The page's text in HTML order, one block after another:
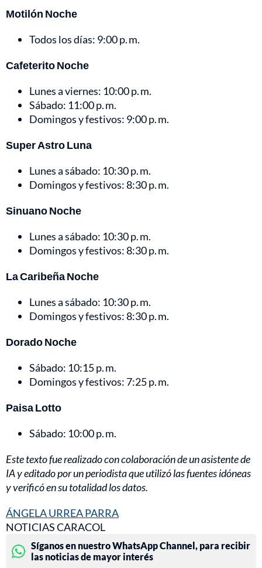
Motilón Noche
Todos los días: 9:00 p. m.
Cafeterito Noche
Lunes a viernes: 10:00 p. m.
Sábado: 11:00 p. m.
Domingos y festivos: 9:00 p. m.
Super Astro Luna
Lunes a sábado: 10:30 p. m.
Domingos y festivos: 8:30 p. m.
Sinuano Noche
Lunes a sábado: 10:30 p. m.
Domingos y festivos: 8:30 p. m.
La Caribeña Noche
Lunes a sábado: 10:30 p. m.
Domingos y festivos: 8:30 p. m.
Dorado Noche
Sábado: 10:15 p. m.
Domingos y festivos: 7:25 p. m.
Paisa Lotto
Sábado: 10:00 p. m.
Este texto fue realizado con colaboración de un asistente de
IA y editado por un periodista que utilizó las fuentes idóneas
y verificó en su totalidad los datos.
ÁNGELA URREA PARRA
NOTICIAS CARACOL
Síganos en nuestro WhatsApp Channel, para recibir
las noticias de mayor interés